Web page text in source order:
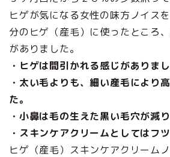
ヒゲが気になる女性の味方ノイス
分のヒゲ（産毛）に使ったところ
がありました。
・ヒゲは間引かれる感じがありまし
・太い毛よりも、細い産毛により
た。
・小鼻は毛の生えた黒い毛穴が減り
・スキンケアクリームとしてはフツ
ヒゲ（産毛）スキンケアクリーム